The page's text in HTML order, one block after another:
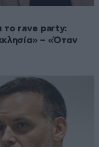
το rave party:
– «Όταν